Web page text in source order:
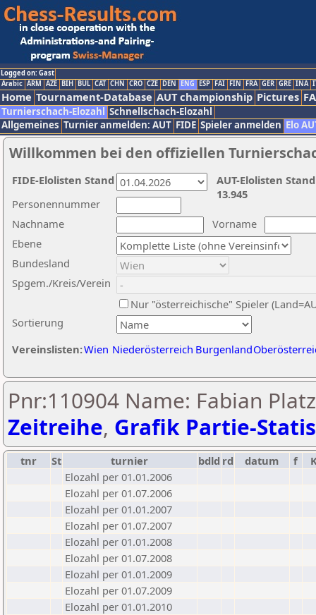
Logged on: Gast
Arabic ARM AZE BIH BUL CAT CHN CRO CZE DEN ENG ESP FAI FIN FRA GER GRE INA
Home Tournament-Database AUT championship Pictures
Turnierschach-Elozahl Schnellschach-Elozahl
Allgemeines Turnier anmelden: AUT FIDE Spieler anmelden Elo
Willkommen bei den offiziellen
Nachname
Vorname
Ebene
Sortierung
Personennummer
Bundesland
Spgem./Kreis/Verein
Nur "österreichische" Spieler
Vereinslisten:Wien Niederösterreich Burgenland
AUT-Elolisten
13.945
FIDE-Elolisten Stand
Pnr:110904 Name: Fabian
Zeitreihe, Grafik Partie-
tnr St turnier bdld rd datum f
Elozahl per 01.01.2006
Elozahl per 01.07.2006
Elozahl per 01.01.2007
Elozahl per 01.07.2007
Elozahl per 01.01.2008
Elozahl per 01.07.2008
Elozahl per 01.01.2009
Elozahl per 01.07.2009
Elozahl per 01.01.2010